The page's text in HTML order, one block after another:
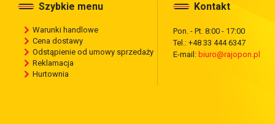
Szybkie menu
Warunki handlowe
Cena dostawy
Odstąpienie od umowy sprzedaży
Reklamacja
Hurtownia
Kontakt
Pon. - Pt. 8:00 - 17:00
Tel.: +48 33 444 6347
E-mail: biuro@rajopon.pl